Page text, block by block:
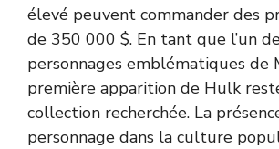
élevé peuvent commander des
de 350 000 $. En tant que l’un
personnages emblématiques de
première apparition de Hulk
collection recherchée. La
personnage dans la culture